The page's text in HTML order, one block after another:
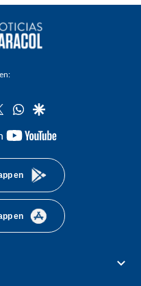
twitterwhatsapp
google
youtube-
en
en